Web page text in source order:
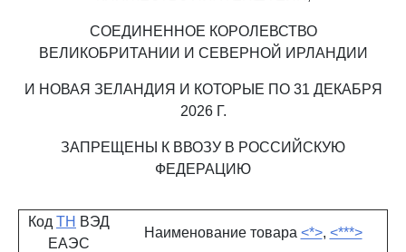
СОЕДИНЕННОЕ КОРОЛЕВСТВО
ВЕЛИКОБРИТАНИИ И СЕВЕРНОЙ ИРЛАНДИИ
И НОВАЯ ЗЕЛАНДИЯ И КОТОРЫЕ ПО 31 ДЕКАБРЯ
2026 Г.
ЗАПРЕЩЕНЫ К ВВОЗУ В РОССИЙСКУЮ
ФЕДЕРАЦИЮ
Код ТН ВЭД
ЕАЭС
Наименование товара <*>, <***>